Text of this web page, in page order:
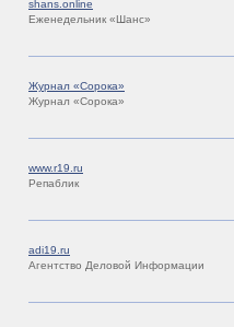
shans.online
Еженедельник «Шанс»
Журнал «Сорока»
Журнал «Сорока»
www.r19.ru
Репаблик
adi19.ru
Агентство Деловой Информации